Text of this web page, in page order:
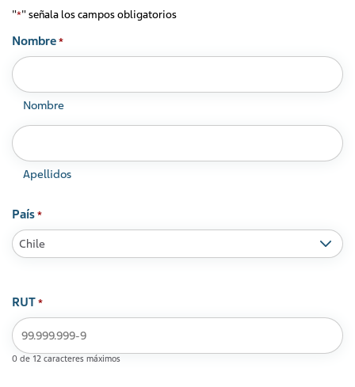
"*" señala los campos obligatorios
Nombre *
Nombre
Apellidos
País *
RUT *
0 de 12 caracteres máximos